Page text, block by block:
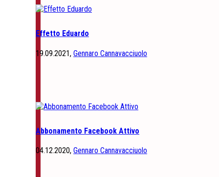
Effetto Eduardo
19.09.2021, Gennaro Cannavacciuolo
Abbonamento Facebook Attivo
04.12.2020, Gennaro Cannavacciuolo